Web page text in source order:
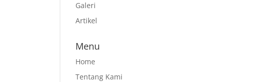
Galeri
Artikel
Menu
Home
Tentang Kami